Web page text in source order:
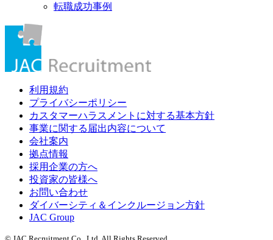
転職成功事例
利用規約
プライバシーポリシー
カスタマーハラスメントに対する基本方針
事業に関する届出内容について
会社案内
拠点情報
採用企業の方へ
投資家の皆様へ
お問い合わせ
ダイバーシティ＆インクルージョン方針
JAC Group